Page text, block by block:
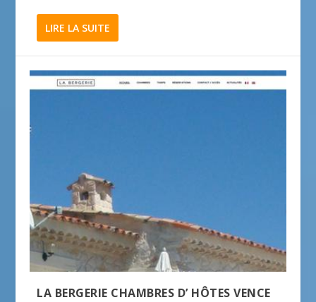
LIRE LA SUITE
LA BERGERIE CHAMBRES D’ HÔTES VENCE